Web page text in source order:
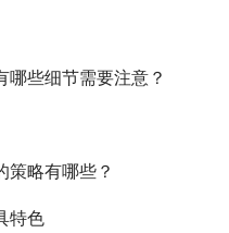
哪些细节需要注意？
策略有哪些？
特色